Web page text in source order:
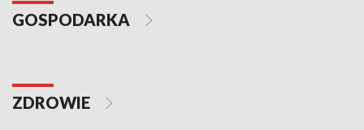
GOSPODARKA
ZDROWIE